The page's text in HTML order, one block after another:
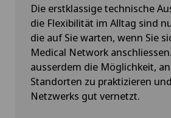
Die erstklassige technische
die Flexibilität im Alltag sind
die auf Sie warten, wenn Sie
Medical Network
ausserdem die Möglichkeit,
Standorten zu praktizieren
Netzwerks gut vernetzt.